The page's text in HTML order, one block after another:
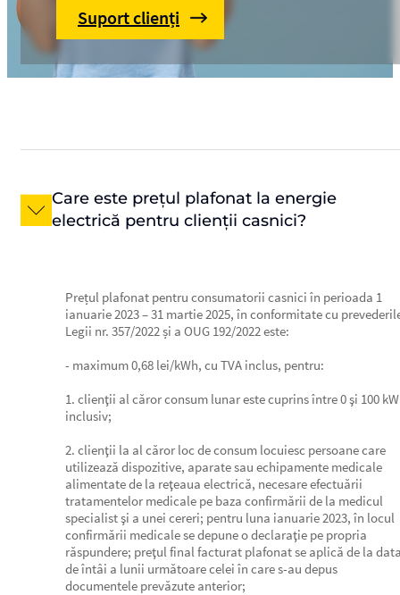
Suport clienți
Care este prețul plafonat la energie
electrică pentru clienții casnici?
Prețul plafonat pentru consumatorii casnici în perioada 1
ianuarie 2023 – 31 martie 2025, în conformitate cu
Legii nr. 357/2022 și a OUG 192/2022 este:
- maximum 0,68 lei/kWh, cu TVA inclus, pentru:
1. clienţii al căror consum lunar este cuprins între 0 şi 100
inclusiv;
2. clienţii la al căror loc de consum locuiesc persoane care
utilizează dispozitive, aparate sau echipamente medicale
alimentate de la reţeaua electrică, necesare efectuării
tratamentelor medicale pe baza confirmării de la medicul
specialist şi a unei cereri; pentru luna ianuarie 2023, în locul
confirmării medicale se depune o declaraţie pe propria
răspundere; preţul final facturat plafonat se aplică de la
de întâi a lunii următoare celei în care s-au depus
documentele prevăzute anterior;